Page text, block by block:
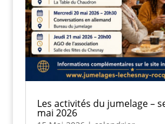
Les activités du jumelage –
mai 2026